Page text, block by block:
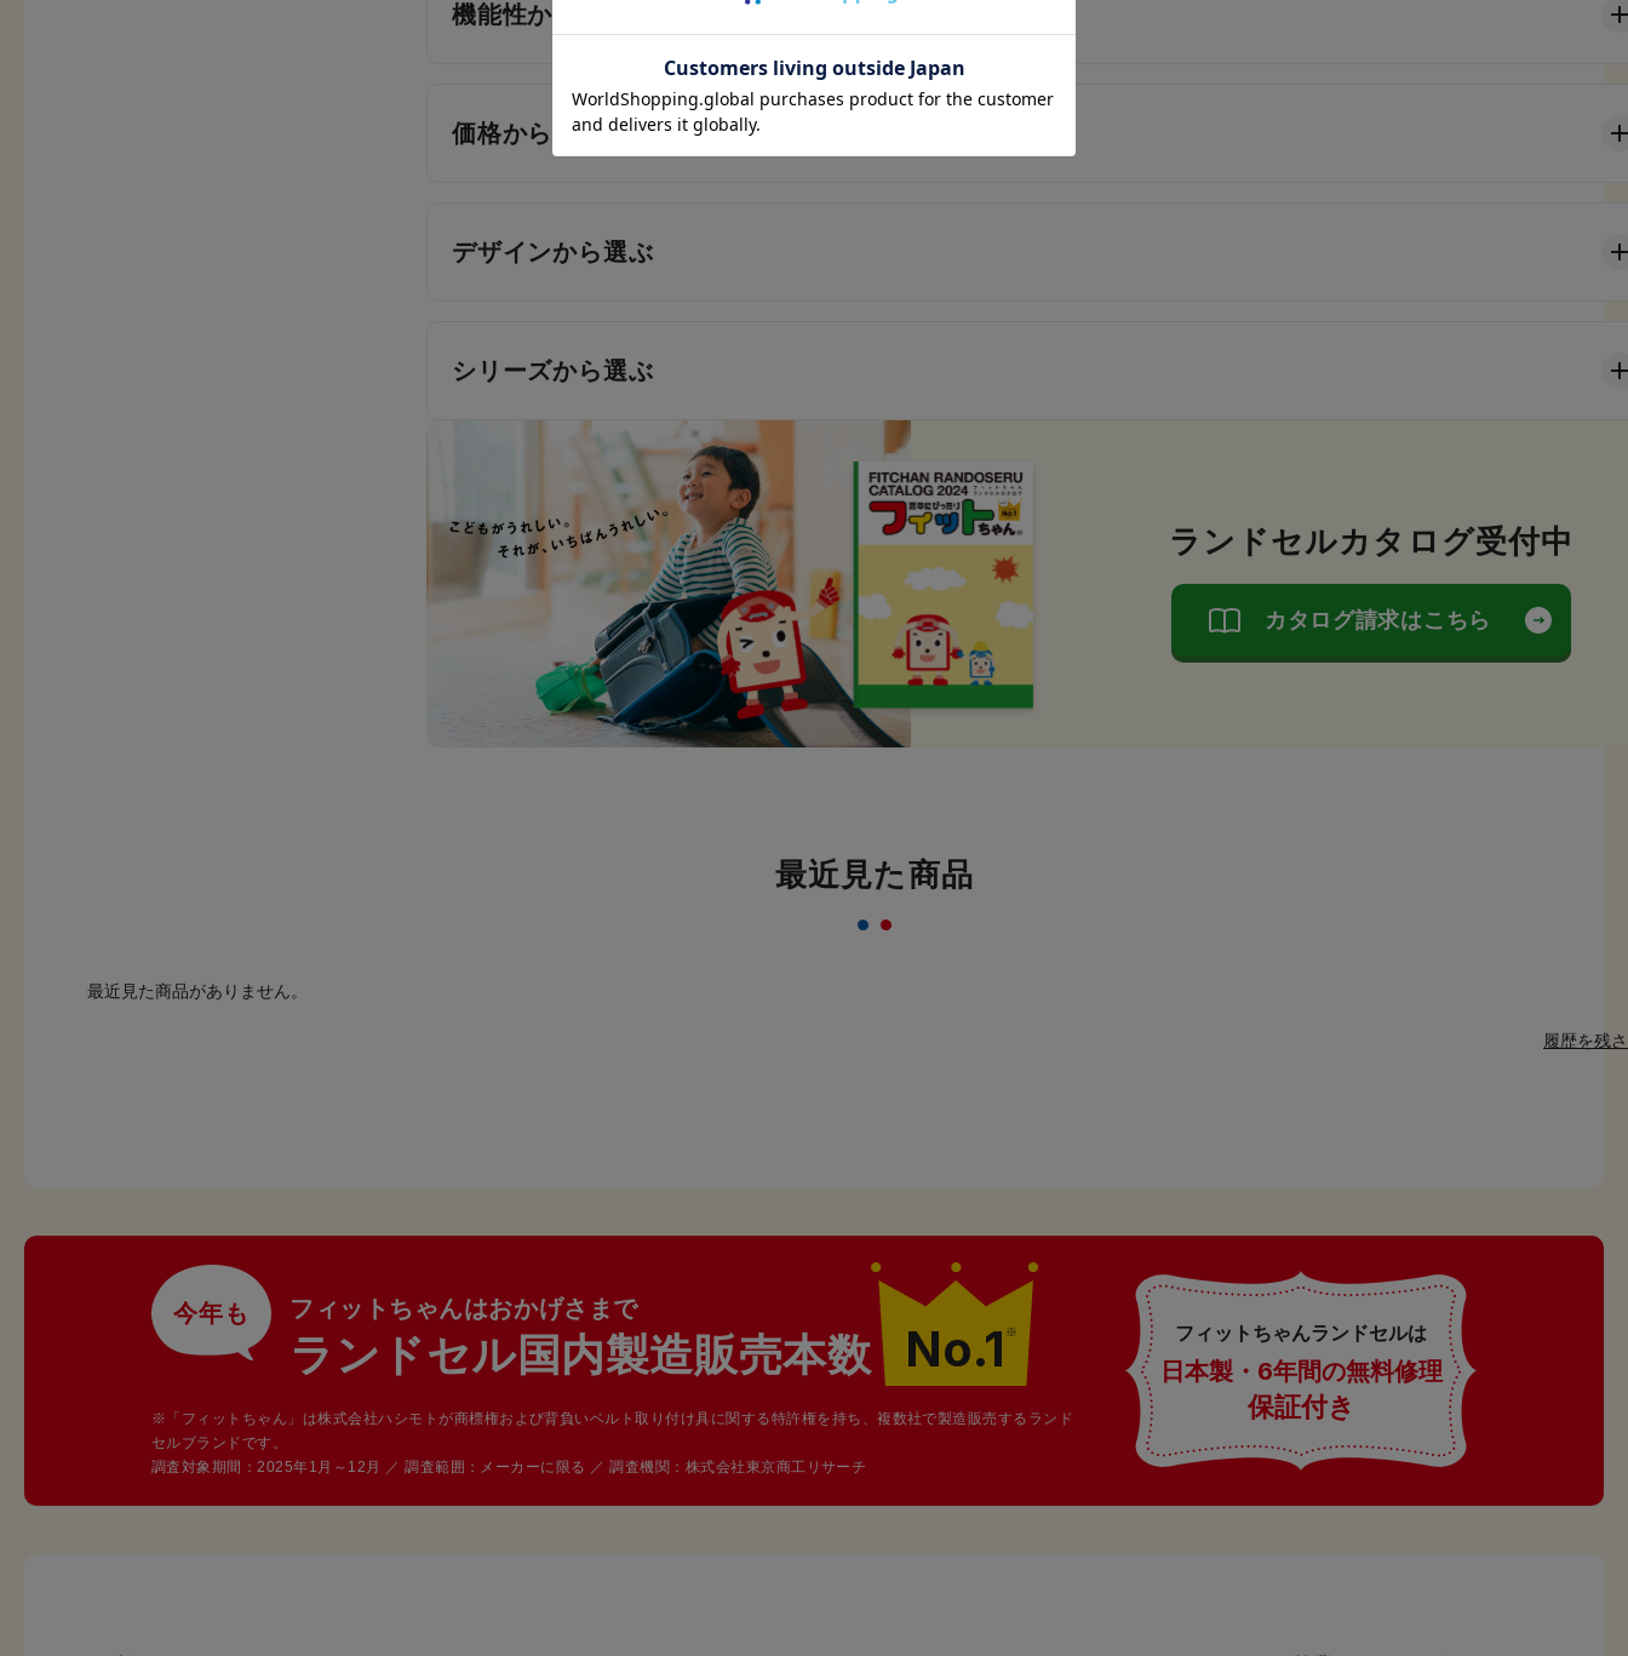
機能性から選ぶ
価格から選ぶ
デザインから選ぶ
シリーズから選ぶ
ランドセルカタログ受付中
カタログ請求はこちら
最近見た商品
最近見た商品がありません。
履歴を残
今年も フィットちゃんはおかげさまで
ランドセル国内製造販売本数 No.1 ※
※「フィットちゃん」は株式会社ハシモトが商標権および背負いベルト取り付け具に関する特許権を持ち、複数社で製造販売するランド
セルブランドです。
調査対象期間：2025年1月～12月 ／ 調査範囲：メーカーに限る ／ 調査機関：株式会社東京商工リサーチ
フィットちゃんランドセルは
日本製・6年間の無料修理
保証付き